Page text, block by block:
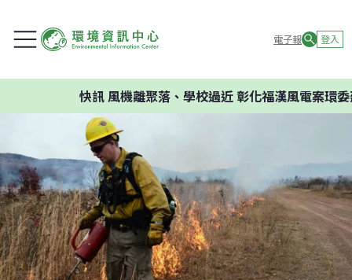
電子報 登入
風機離聚落、學校過近 彰化福漢風電案環委建議不